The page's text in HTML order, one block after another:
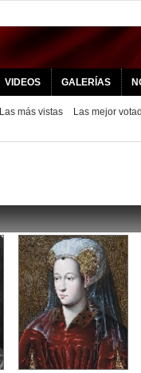
VIDEOS GALERÍAS
Las más vistas Las mejor